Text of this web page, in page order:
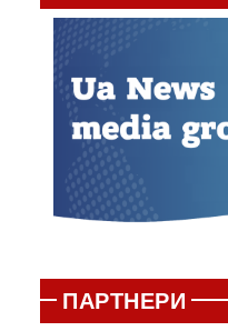
ПАРТНЕРИ